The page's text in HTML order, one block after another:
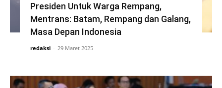
Presiden Untuk Warga Rempang,
Mentrans: Batam, Rempang dan Galang,
Masa Depan Indonesia
redaksi - 29 Maret 2025